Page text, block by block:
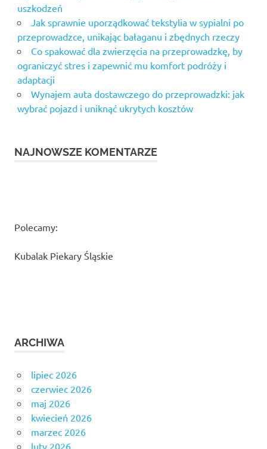
uszkodzeń
Jak sprawnie uporządkować tekstylia w sypialni po
przeprowadzce, unikając bałaganu i zbędnych rzeczy
Co spakować dla zwierzęcia na przeprowadzkę, by
ograniczyć stres i zapewnić mu komfort podróży i
adaptacji
Wynajem auta dostawczego do przeprowadzki: jak
wybrać pojazd i uniknąć ukrytych kosztów
NAJNOWSZE KOMENTARZE
Polecamy:
Kubalak Piekary Śląskie
ARCHIWA
lipiec 2026
czerwiec 2026
maj 2026
kwiecień 2026
marzec 2026
luty 2026